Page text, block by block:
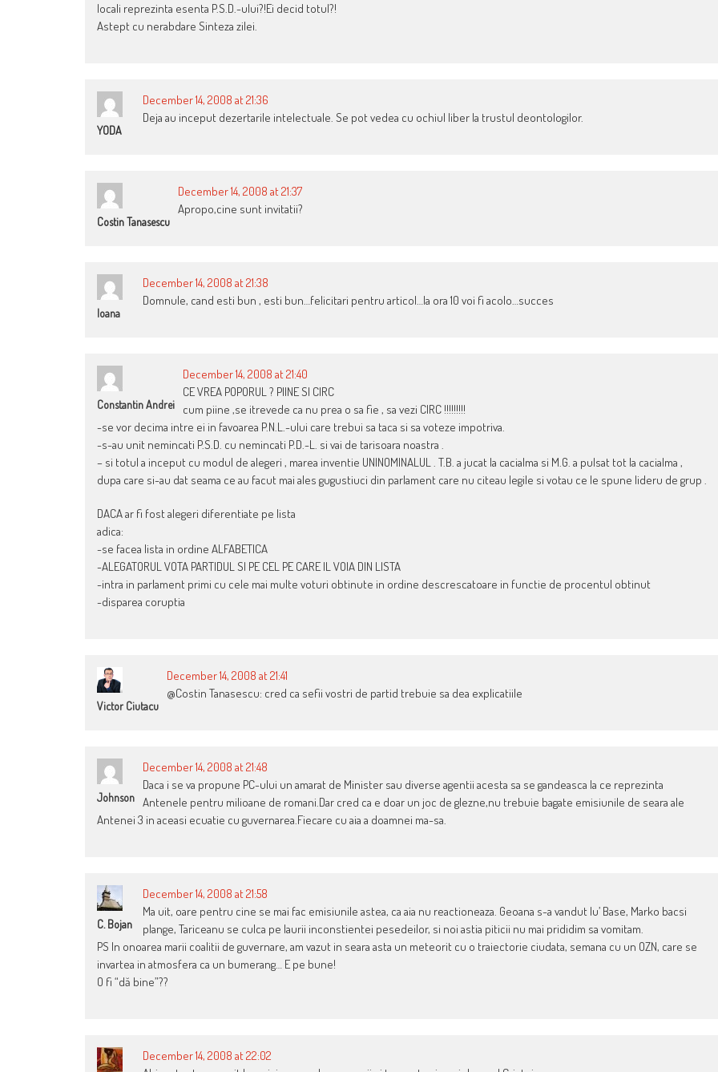
locali reprezinta esenta P.S.D.-ului?!Ei decid totul?!
Astept cu nerabdare Sinteza zilei.
YODA
December 14, 2008 at 21:36
Deja au inceput dezertarile intelectuale. Se pot vedea cu ochiul liber la trustul deontologilor.
Costin Tanasescu
December 14, 2008 at 21:37
Apropo,cine sunt invitatii?
Ioana
December 14, 2008 at 21:38
Domnule, cand esti bun , esti bun…felicitari pentru articol…la ora 10 voi fi acolo…succes
Constantin Andrei
December 14, 2008 at 21:40
CE VREA POPORUL ? PIINE SI CIRC
cum piine ,se itrevede ca nu prea o sa fie , sa vezi CIRC !!!!!!!!!
-se vor decima intre ei in favoarea P.N.L.-ului care trebui sa taca si sa voteze impotriva.
-s-au unit nemincati P.S.D. cu nemincati P.D.-L. si vai de tarisoara noastra .
– si totul a inceput cu modul de alegeri , marea inventie UNINOMINALUL . T.B. a jucat la cacialma si M.G. a pulsat tot la cacialma ,
dupa care si-au dat seama ce au facut mai ales gugustiuci din parlament care nu citeau legile si votau ce le spune lideru de grup .
DACA ar fi fost alegeri diferentiate pe lista
adica:
-se facea lista in ordine ALFABETICA
-ALEGATORUL VOTA PARTIDUL SI PE CEL PE CARE IL VOIA DIN LISTA
-intra in parlament primi cu cele mai multe voturi obtinute in ordine descrescatoare in functie de procentul obtinut
-disparea coruptia
Victor Ciutacu
December 14, 2008 at 21:41
@Costin Tanasescu: cred ca sefii vostri de partid trebuie sa dea explicatiile
Johnson
December 14, 2008 at 21:48
Daca i se va propune PC-ului un amarat de Minister sau diverse agentii acesta sa se gandeasca la ce reprezinta
Antenele pentru milioane de romani.Dar cred ca e doar un joc de glezne,nu trebuie bagate emisiunile de seara ale
Antenei 3 in aceasi ecuatie cu guvernarea.Fiecare cu aia a doamnei ma-sa.
C. Bojan
December 14, 2008 at 21:58
Ma uit, oare pentru cine se mai fac emisiunile astea, ca aia nu reactioneaza. Geoana s-a vandut lu’ Base, Marko bacsi
plange, Tariceanu se culca pe laurii inconstientei pesedeilor, si noi astia piticii nu mai prididim sa vomitam.
PS In onoarea marii coalitii de guvernare, am vazut in seara asta un meteorit cu o traiectorie ciudata, semana cu un OZN, care se
invartea in atmosfera ca un bumerang… E pe bune!
O fi “dă bine”??
December 14, 2008 at 22:02